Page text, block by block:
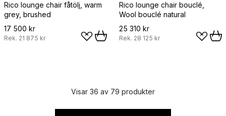
Rico lounge chair fåtölj, warm
grey, brushed
17 500 kr
Rek. 21 875 kr
Rico lounge chair bouclé,
Wool bouclé natural
25 310 kr
Rek. 28 125 kr
Visar 36 av 79 produkter